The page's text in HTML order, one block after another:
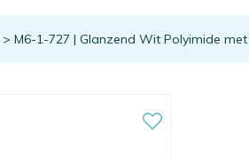
> M6-1-727 | Glanzend Wit Polyimide